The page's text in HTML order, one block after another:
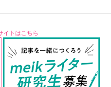
イトはこちら